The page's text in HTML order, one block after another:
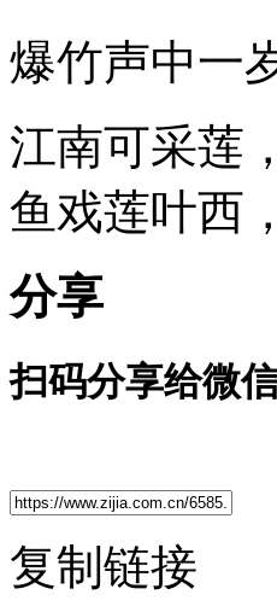
爆竹声中一
江南可采莲
鱼戏莲叶西
分享
扫码分享给微
复制链接